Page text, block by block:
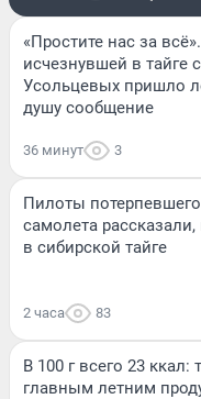
«Простите нас за
исчезнувшей в тайге
Усольцевых пришло
душу сообщение
36 минут 3
Пилоты
самолета
в сибирской тайге
2 часа 83
В 100 г всего 23 ккал:
главным летним